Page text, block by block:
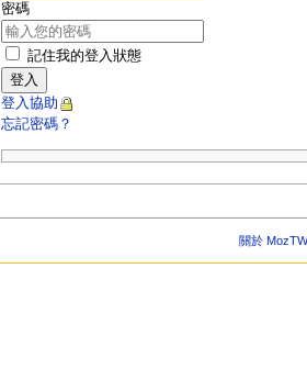
密碼
記住我的登入狀態
登入
登入協助
忘記密碼？
關於